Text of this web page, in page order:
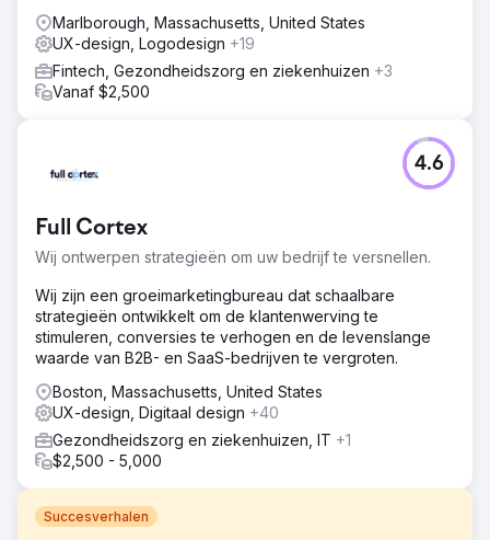
Marlborough, Massachusetts, United States
UX-design, Logodesign +19
Fintech, Gezondheidszorg en ziekenhuizen +3
Vanaf $2,500
Full Cortex
Wij ontwerpen strategieën om uw bedrijf te versnellen.
4.6
Wij zijn een groeimarketingbureau dat schaalbare
strategieën ontwikkelt om de klantenwerving te
stimuleren, conversies te verhogen en de levenslange
waarde van B2B- en SaaS-bedrijven te vergroten.
Boston, Massachusetts, United States
UX-design, Digitaal design +40
Gezondheidszorg en ziekenhuizen, IT +1
$2,500 - 5,000
Succesverhalen